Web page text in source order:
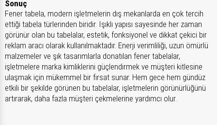
Sonuç
Fener tabela, modern işletmelerin dış mekanlarda en çok tercih
ettiği tabela türlerinden biridir. Işıklı yapısı sayesinde her zaman
görünür olan bu tabelalar, estetik, fonksiyonel ve dikkat çekici bir
reklam aracı olarak kullanılmaktadır. Enerji verimliliği, uzun ömürlü
malzemeler ve şık tasarımlarla donatılan fener tabelalar,
işletmelere marka kimliklerini güçlendirmek ve müşteri kitlesine
ulaşmak için mükemmel bir fırsat sunar. Hem gece hem gündüz
etkili bir şekilde görünen bu tabelalar, işletmelerin görünürlüğünü
artırarak, daha fazla müşteri çekmelerine yardımcı olur.